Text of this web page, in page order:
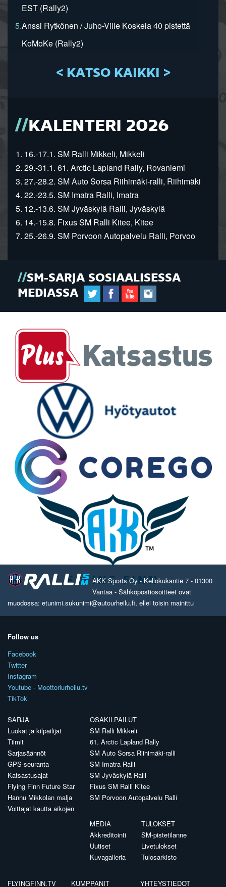
EST (Rally2)
5.Anssi Rytkönen / Juho-Ville Koskela 40 pistettä
KoMoKe (Rally2)
< KATSO KAIKKI >
KALENTERI 2026
1. 16.-17.1. SM Ralli Mikkeli, Mikkeli
2. 29.-31.1. 61. Arctic Lapland Rally, Rovaniemi
3. 27.-28.2. SM Auto Sorsa Riihimäki-ralli, Riihimäki
4. 22.-23.5. SM Imatra Ralli, Imatra
5. 12.-13.6. SM Jyväskylä Ralli, Jyväskylä
6. 14.-15.8. Fixus SM Ralli Kitee, Kitee
7. 25.-26.9. SM Porvoon Autopalvelu Ralli, Porvoo
SM-SARJA SOSIAALISESSA
MEDIASSA
AKK Sports Oy - Kellokukantie 7 - 01300
Vantaa - Sähköpostiosoitteet ovat
muodossa: etunimi.sukunimi@autourheilu.fi, ellei toisin mainittu
Follow us
Facebook
Twitter
Instagram
Youtube - Moottoriurheilu.tv
TikTok
SARJA
Luokat ja kilpailijat
Tiimit
Sarjasäännöt
GPS-seuranta
Katsastusajat
Flying Finn Future Star
Hannu Mikkolan malja
Voittajat kautta aikojen
OSAKILPAILUT
SM Ralli Mikkeli
61. Arctic Lapland Rally
SM Auto Sorsa Riihimäki-ralli
SM Imatra Ralli
SM Jyväskylä Ralli
Fixus SM Ralli Kitee
SM Porvoon Autopalvelu Ralli
MEDIA
Akkreditointi
Uutiset
Kuvagalleria
TULOKSET
SM-pistetilanne
Livetulokset
Tulosarkisto
FLYINGFINN.TV KUMPPANIT YHTEYSTIEDOT